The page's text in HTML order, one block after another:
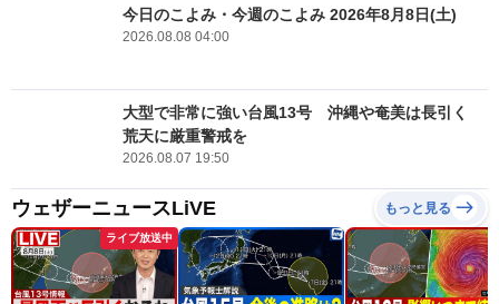
今日のこよみ・今週のこよみ 2026年8月8日(土)
2026.08.08 04:00
大型で非常に強い台風13号 沖縄や奄美は長引く
荒天に厳重警戒を
2026.08.07 19:50
ウェザーニュースLiVE もっと見る
ライブ放送中